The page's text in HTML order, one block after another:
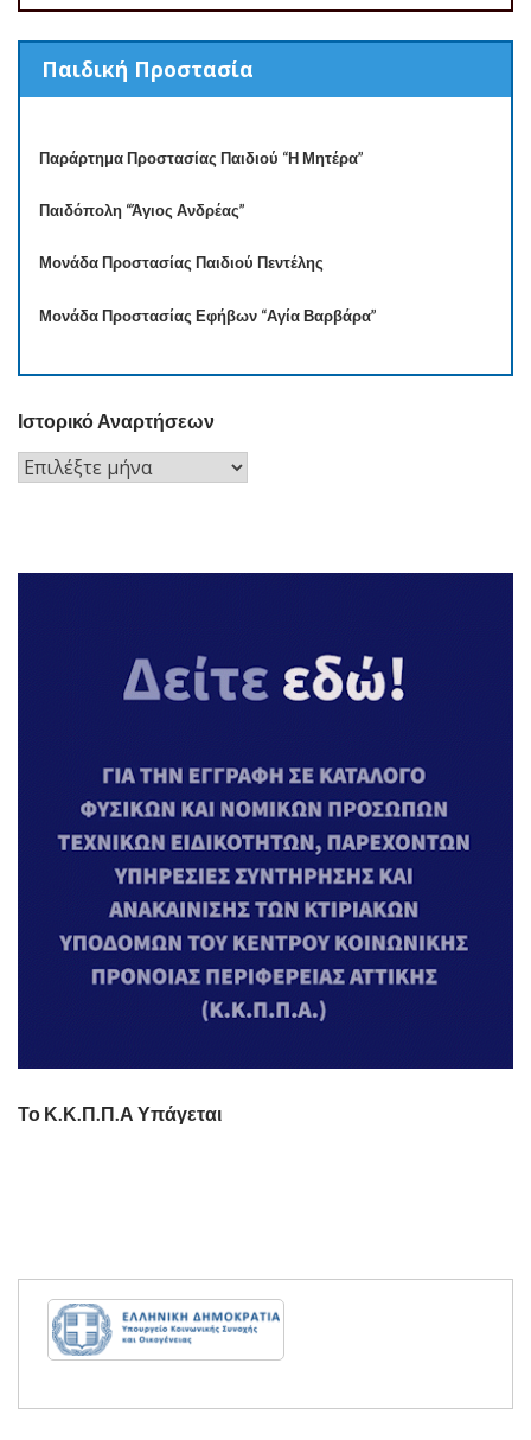
Παιδική Προστασία
Παράρτημα Προστασίας Παιδιού “Η Μητέρα”
Παιδόπολη “Άγιος Ανδρέας”
Μονάδα Προστασίας Παιδιού Πεντέλης
Μονάδα Προστασίας Εφήβων “Αγία Βαρβάρα”
Ιστορικό Αναρτήσεων
Ιστορικό
Το Κ.Κ.Π.Π.Α Υπάγεται